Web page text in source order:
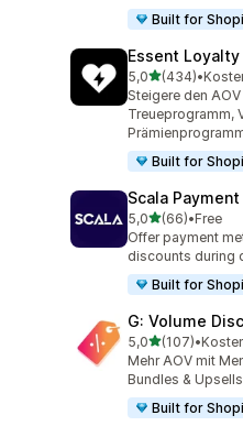
Built for
Essent Loyalty
5,0von 5 Sternen
(434)
434 •
Steigere den
Treueprogramm,
Built for
Scala
5,0von 5 Sternen
(66)
66 Rezensionen
•Free
Offer payment
discounts during
Built for
G: Volume
5,0von 5 Sternen
(107)
107 Rezensionen
•
Mehr AOV mit
Bundles &
Built for